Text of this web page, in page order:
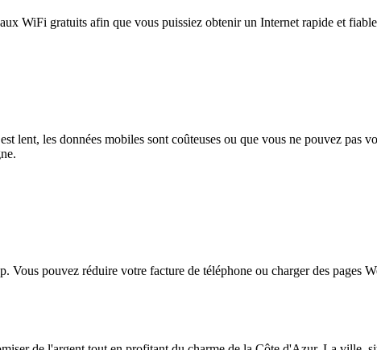
WiFi gratuits afin que vous puissiez obtenir un Internet rapide et
lent, les données mobiles sont coûteuses ou que vous ne pouvez pas
pouvez réduire votre facture de téléphone ou charger des pages